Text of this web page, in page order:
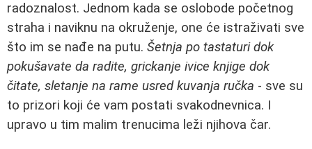
radoznalost. Jednom kada se oslobode početnog
straha i naviknu na okruženje, one će istraživati sve
što im se nađe na putu. Šetnja po tastaturi dok
pokušavate da radite, grickanje ivice knjige dok
čitate, sletanje na rame usred kuvanja ručka - sve su
to prizori koji će vam postati svakodnevnica. I
upravo u tim malim trenucima leži njihova čar.